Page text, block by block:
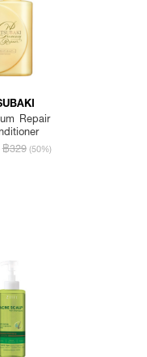
Repair
฿329 (50%)